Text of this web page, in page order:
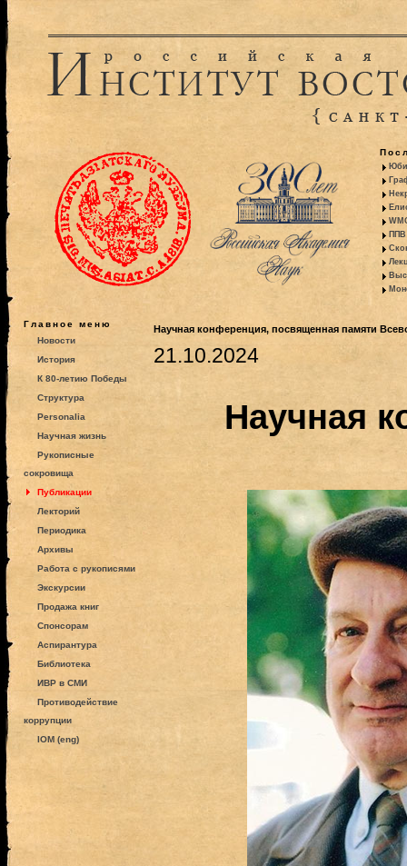
ППВ
Главное меню
Новости
История
К 80-летию Победы
Структура
Personalia
Научная жизнь
Рукописные
сокровища
Публикации
Лекторий
Периодика
Архивы
Работа с рукописями
Экскурсии
Продажа книг
Спонсорам
Аспирантура
Библиотека
ИВР в СМИ
Противодействие
коррупции
IOM (eng)
Научная конференция, посвященная памяти
21.10.2024
Научная